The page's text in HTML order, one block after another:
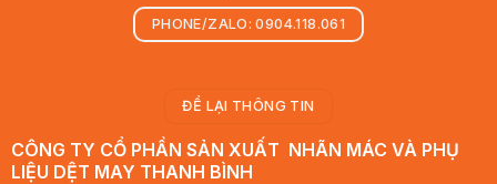
CÔNG TY CỔ PHẦN SẢN XUẤT NHÃN MÁC VÀ PHỤ
LIỆU DỆT MAY THANH BÌNH
PHONE/ZALO: 0904.118.061
ĐỂ LẠI THÔNG TIN